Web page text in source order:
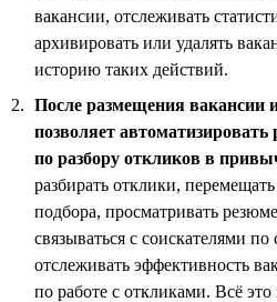
вакансии, отслеживать
архивировать или удалять
историю таких действий.
После размещения вакансии
позволяет
по разбору откликов в
разбирать отклики,
подбора, просматривать
связываться с соискателями по
отслеживать эффективность
по работе с откликами. Всё это